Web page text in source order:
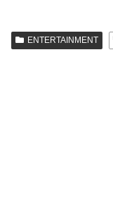
ENTERTAINMENT